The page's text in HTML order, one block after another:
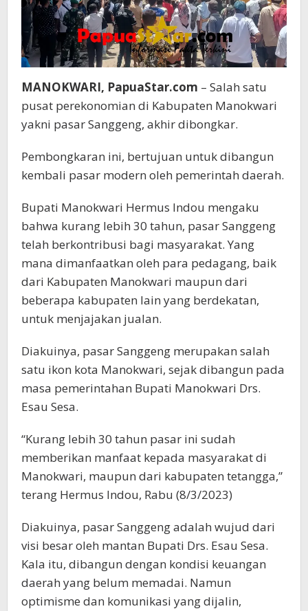
MANOKWARI, PapuaStar.com – Salah satu
pusat perekonomian di Kabupaten Manokwari
yakni pasar Sanggeng, akhir dibongkar.
Pembongkaran ini, bertujuan untuk dibangun
kembali pasar modern oleh pemerintah daerah.
Bupati Manokwari Hermus Indou mengaku
bahwa kurang lebih 30 tahun, pasar Sanggeng
telah berkontribusi bagi masyarakat. Yang
mana dimanfaatkan oleh para pedagang, baik
dari Kabupaten Manokwari maupun dari
beberapa kabupaten lain yang berdekatan,
untuk menjajakan jualan.
Diakuinya, pasar Sanggeng merupakan salah
satu ikon kota Manokwari, sejak dibangun pada
masa pemerintahan Bupati Manokwari Drs.
Esau Sesa.
“Kurang lebih 30 tahun pasar ini sudah
memberikan manfaat kepada masyarakat di
Manokwari, maupun dari kabupaten tetangga,”
terang Hermus Indou, Rabu (8/3/2023)
Diakuinya, pasar Sanggeng adalah wujud dari
visi besar oleh mantan Bupati Drs. Esau Sesa.
Kala itu, dibangun dengan kondisi keuangan
daerah yang belum memadai. Namun
optimisme dan komunikasi yang dijalin,